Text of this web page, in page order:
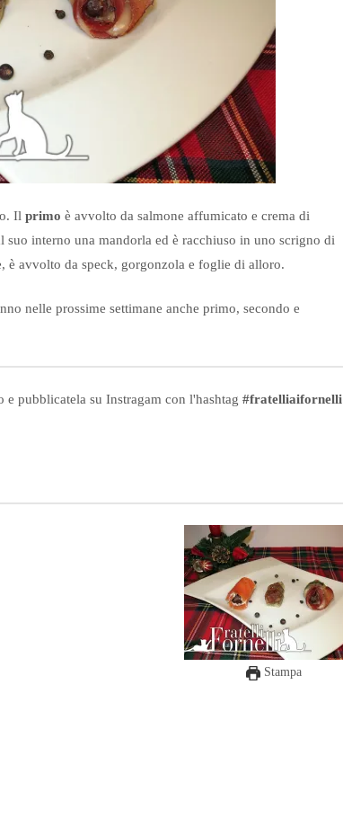
Il primo è avvolto da salmone affumicato e crema di
suo interno una mandorla ed è racchiuso in uno scrigno di
è avvolto da speck, gorgonzola e foglie di alloro.
nelle prossime settimane anche primo, secondo e
e pubblicatela su Instragam con l'hashtag #fratelliaifornelli
Stampa